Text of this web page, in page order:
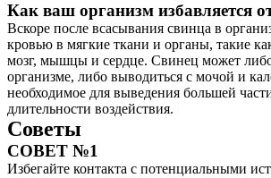
Как ваш организм избавляется
Вскоре после всасывания свинца в
кровью в мягкие ткани и органы, такие
мозг, мышцы и сердце. Свинец может либо
организме, либо выводиться с мочой и
необходимое для выведения большей
длительности воздействия.
Советы
СОВЕТ №1
Избегайте контакта с потенциальными